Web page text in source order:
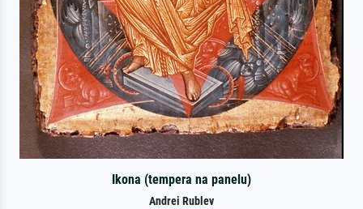
Ikona (tempera na panelu)
Andrei Rublev